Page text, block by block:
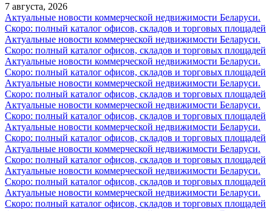
7 августа, 2026
Актуальные новости коммерческой недвижимости Беларуси.
Скоро: полный каталог офисов, складов и торговых площадей
Актуальные новости коммерческой недвижимости Беларуси.
Скоро: полный каталог офисов, складов и торговых площадей
Актуальные новости коммерческой недвижимости Беларуси.
Скоро: полный каталог офисов, складов и торговых площадей
Актуальные новости коммерческой недвижимости Беларуси.
Скоро: полный каталог офисов, складов и торговых площадей
Актуальные новости коммерческой недвижимости Беларуси.
Скоро: полный каталог офисов, складов и торговых площадей
Актуальные новости коммерческой недвижимости Беларуси.
Скоро: полный каталог офисов, складов и торговых площадей
Актуальные новости коммерческой недвижимости Беларуси.
Скоро: полный каталог офисов, складов и торговых площадей
Актуальные новости коммерческой недвижимости Беларуси.
Скоро: полный каталог офисов, складов и торговых площадей
Актуальные новости коммерческой недвижимости Беларуси.
Скоро: полный каталог офисов, складов и торговых площадей